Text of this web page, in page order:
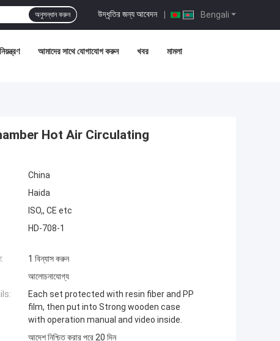
Bengali
উদ্ধৃতির জন্য আবেদন |
অনুসন্ধান করুন
আমাদের সাথে যোগাযোগ করুন খবর মামলা
Hot Air Circulating
China
Haida
ISO,, CE etc
HD-708-1
1 বিন্যাস করুন
আলোচনাযোগ্য
Each set protected with resin fiber and PP
film, then put into Strong wooden case
with operation manual and video inside.
আদেশ নিশ্চিত করার পরে 20 দিন